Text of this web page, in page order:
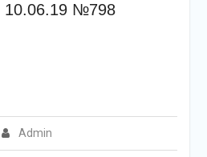
10.06.19 №798
Admin